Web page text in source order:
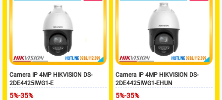
Camera IP 4MP HIKVISION DS-
2DE4425IWG1-E
5%-35%
Camera IP 4MP HIKVISION DS-
2DE4425IWG1-EHUN
5%-35%